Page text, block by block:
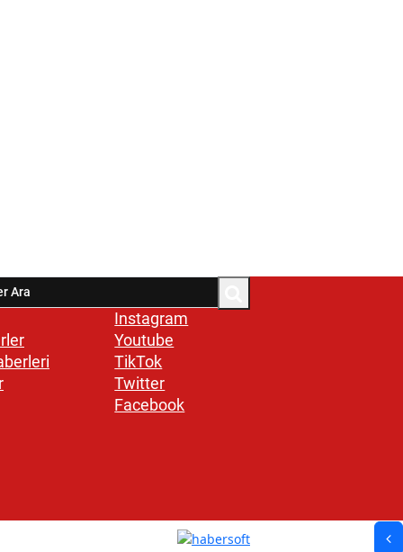
Instagram
Youtube
TikTok
Twitter
Facebook